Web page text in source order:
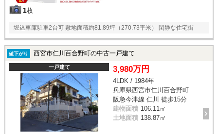
1枚
堀込車庫駐車2台可 敷地面積約81.89坪（270.73平米） 閑静な住宅街
値下がり 西宮市仁川百合野町の中古一戸建て
一戸建て 3,980万円
4LDK / 1984年
兵庫県西宮市仁川百合野町
阪急今津線 仁川 徒歩15分
建物面積 106.11㎡
土地面積 138.87㎡